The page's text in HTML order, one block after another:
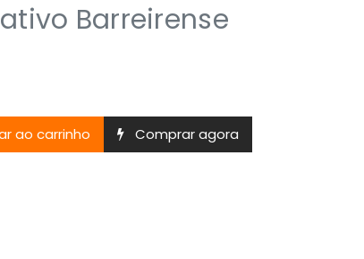
Barreirense
ao carrinho Comprar agora